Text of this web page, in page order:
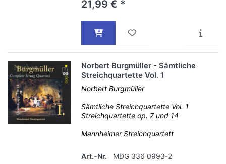
21,99 € *
Norbert Burgmüller - Sämtliche
Streichquartette Vol. 1
Norbert Burgmüller
Sämtliche Streichquartette Vol. 1
Streichquartette op. 7 und 14
Mannheimer Streichquartett
Art.-Nr. MDG 336 0993-2